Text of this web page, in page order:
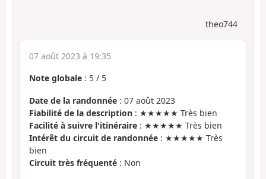
theo744
07 août 2023 à 19:35
Note globale : 5 / 5
Date de la randonnée : 07 août 2023
Fiabilité de la description : ★★★★★ Très bien
Facilité à suivre l'itinéraire : ★★★★★ Très bien
Intérêt du circuit de randonnée : ★★★★★ Très
bien
Circuit très fréquenté : Non